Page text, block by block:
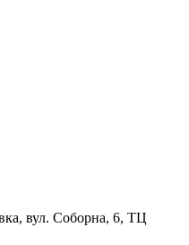
вул. Соборна, 6, ТЦ